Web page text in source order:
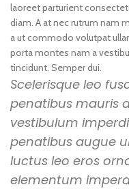
laoreet parturient
diam. A at nec rutrum nam
a ut commodo volutpat
porta montes nam a
tincidunt. Semper dui.
Scelerisque leo
penatibus mauris
vestibulum
penatibus augue
luctus leo eros
elementum